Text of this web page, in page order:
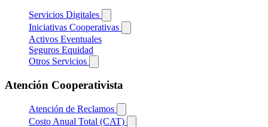
Servicios Digitales
Iniciativas Cooperativas
Activos Eventuales
Seguros Equidad
Otros Servicios
Atención Cooperativista
Atención de Reclamos
Costo Anual Total (CAT)